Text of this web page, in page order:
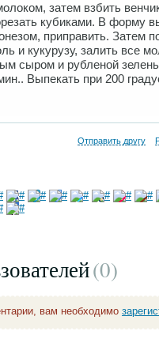
затем взбить
кубиками. В форму
приправить. Затем
и кукурузу, залить все
сыром и рубленой
Выпекать при 200
Отправить другу
(0)
вам необходимо